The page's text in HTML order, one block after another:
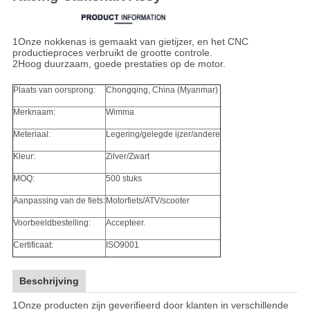
1Onze nokkenas is gemaakt van gietijzer, en het CNC
productieproces verbruikt de grootte controle.
2Hoog duurzaam, goede prestaties op de motor.
Plaats van oorsprong: Chongqing, China (Myanmar)
Merknaam: Wimma
Meteriaal: Legering/gelegde ijzer/andere
Kleur: Zilver/Zwart
MOQ: 500 stuks
Aanpassing van de fiets:Motorfiets/ATV/scooter
Voorbeeldbestelling: Accepteer.
Certificaat: ISO9001
Beschrijving
1Onze producten zijn geverifieerd door klanten in verschillende